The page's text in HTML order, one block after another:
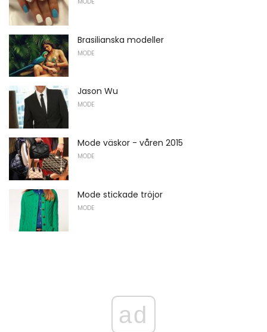
Brasilianska modeller
MODE
Jason Wu
MODE
Mode väskor - våren 2015
MODE
Mode stickade tröjor
MODE
ad